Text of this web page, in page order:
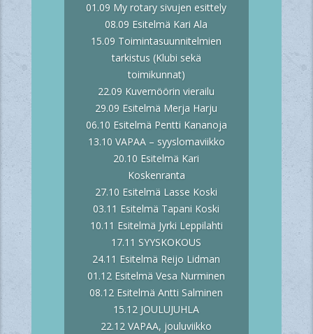
01.09 My rotary sivujen esittely
08.09 Esitelmä Kari Ala
15.09 Toimintasuunnitelmien
tarkistus (Klubi sekä
toimikunnat)
22.09 Kuvernöörin vierailu
29.09 Esitelmä Merja Harju
06.10 Esitelmä Pentti Kananoja
13.10 VAPAA – syyslomaviikko
20.10 Esitelmä Kari
Koskenranta
27.10 Esitelmä Lasse Koski
03.11 Esitelmä Tapani Koski
10.11 Esitelmä Jyrki Leppilahti
17.11 SYYSKOKOUS
24.11 Esitelmä Reijo Lidman
01.12 Esitelmä Vesa Nurminen
08.12 Esitelmä Antti Salminen
15.12 JOULUJUHLA
22.12 VAPAA, jouluviikko